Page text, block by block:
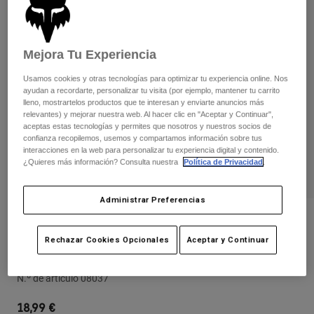
Chaquetas y chalecos
Guantes
Protecciones
Gafas de protección
Calcetines
Pantalones
Guantes
Chaquetas
Protecciones
Gafas de protección
Calcetines
Recambios
Camisas
Ver todo
Mujer
Camisetas y tops
Sudaderas
Ver todo
Protecciones
Gafas de Protección
Calcetines
Ver todo
Moto
Cascos
Camisetas
Pantalones
Protecciones
Guantes
Espinillera/Rodillera Titan Peewee
N.º de artículo08037
18,99 €
Mejora Tu Experiencia
Usamos cookies y otras tecnologías para optimizar tu experiencia online. Nos
ayudan a recordarte, personalizar tu visita (por ejemplo, mantener tu carrito
lleno, mostrartelos productos que te interesan y enviarte anuncios más
relevantes) y mejorar nuestra web. Al hacer clic en "Aceptar y Continuar",
aceptas estas tecnologías y permites que nosotros y nuestros socios de
confianza recopilemos, usemos y compartamos información sobre tus
interacciones en la web para personalizar tu experiencia digital y contenido.
¿Quieres más información? Consulta nuestra
Política de Privacidad
Administrar Preferencias
Rechazar Cookies Opcionales Aceptar y Continuar